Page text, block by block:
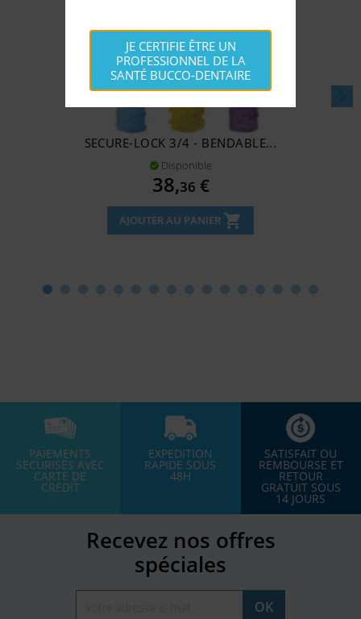
SECURE-LOCK 3/4 - BENDABLE...
 Disponible
Prix
38,36 €
AJOUTER AU PANIER shopping_cart
PAIEMENTS
SECURISES AVEC
CARTE DE
CREDIT
EXPEDITION
RAPIDE SOUS
48H
SATISFAIT OU
REMBOURSE ET
RETOUR
GRATUIT SOUS
14 JOURS
Recevez nos offres
spéciales
JE CERTIFIE ÊTRE UN
PROFESSIONNEL DE LA
SANTÉ BUCCO-DENTAIRE